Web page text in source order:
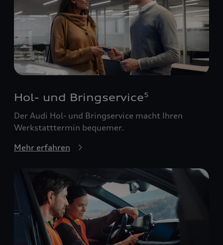
Hol- und Bringservice5
Der Audi Hol- und Bringservice macht Ihren
Werkstatttermin bequemer.
Mehr erfahren